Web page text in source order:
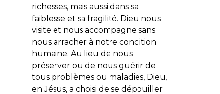
richesses, mais aussi dans sa
faiblesse et sa fragilité. Dieu nous
visite et nous accompagne sans
nous arracher à notre condition
humaine. Au lieu de nous
préserver ou de nous guérir de
tous problèmes ou maladies, Dieu,
en Jésus, a choisi de se dépouiller